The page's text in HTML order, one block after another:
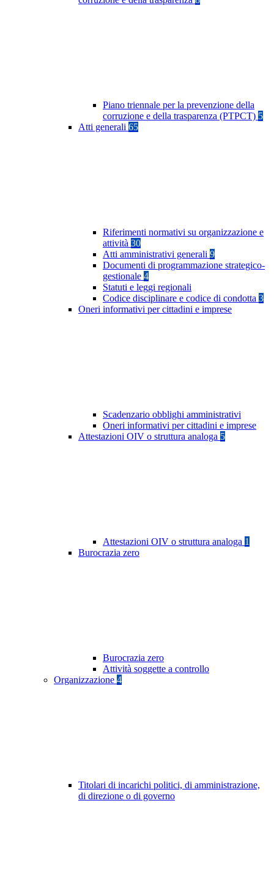
Piano triennale per la prevenzione della
corruzione e della trasparenza (PTPCT) 5
Atti generali 65
Riferimenti normativi su organizzazione e
attività 30
Atti amministrativi generali 9
Documenti di programmazione strategico-
gestionale 4
Statuti e leggi regionali
Codice disciplinare e codice di condotta 3
Oneri informativi per cittadini e imprese
Scadenzario obblighi amministrativi
Oneri informativi per cittadini e imprese
Attestazioni OIV o struttura analoga 5
Attestazioni OIV o struttura analoga 1
Burocrazia zero
Burocrazia zero
Attività soggette a controllo
Organizzazione 4
Titolari di incarichi politici, di amministrazione,
di direzione o di governo